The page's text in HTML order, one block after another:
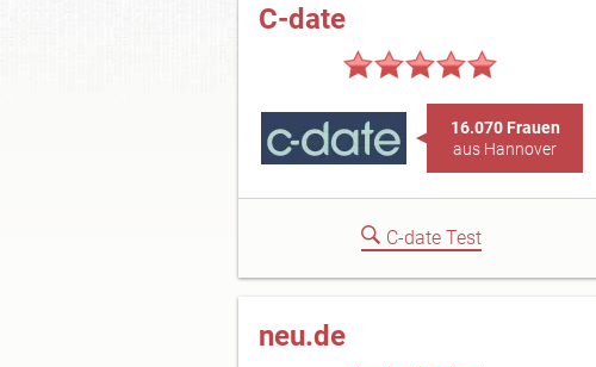
C-date
16.070 Frauen
aus Hannover
C-date Test
neu.de